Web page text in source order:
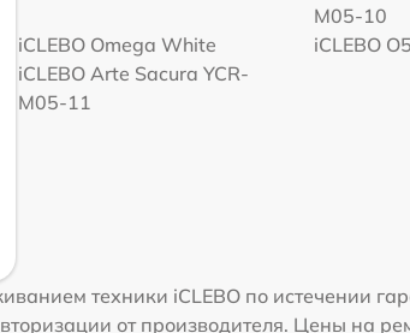
M05-10
iCLEBO Omega White
iCLEBO
iCLEBO Arte Sacura YCR-
M05-11
техники iCLEBO по истечении
от производителя. Цены на